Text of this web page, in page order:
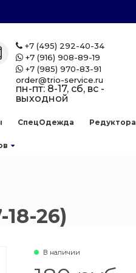
СпецОдежда Редуктора
+7 (495) 292-40-34
+7 (916) 908-89-19
+7 (985) 970-83-91
order@trio-service.ru
пн-пт: 8-17, сб, вс -
выходной
26)
В наличии